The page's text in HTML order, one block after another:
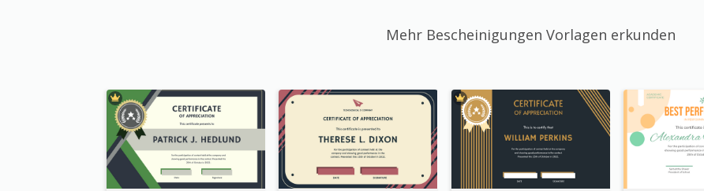
Mehr Bescheinigungen Vorlagen erkunden